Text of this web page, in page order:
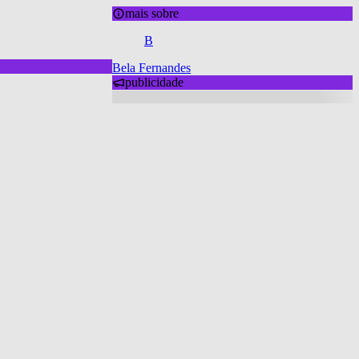
mais sobre
B
Bela Fernandes
publicidade